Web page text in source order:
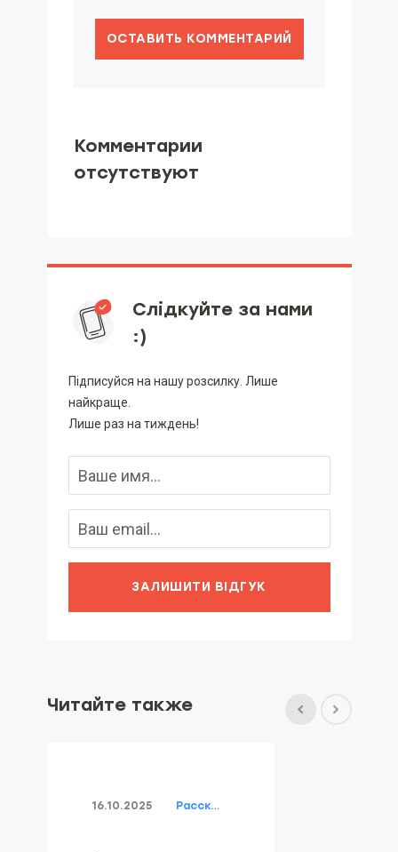
ОСТАВИТЬ КОММЕНТАРИЙ
Комментарии
отсутствуют
Слідкуйте за нами
:)
Підписуйся на нашу розсилку. Лише
найкраще.
Лише раз на тиждень!
ЗАЛИШИТИ ВІДГУК
Читайте также
Рассказывает специалист
16.10.2025